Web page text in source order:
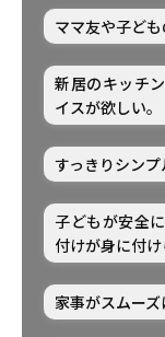
ママ友や子ど
新居のキッチ
イスが欲しい。
すっきりシンプ
子どもが安全
付けが身に付け
家事がスムーズ